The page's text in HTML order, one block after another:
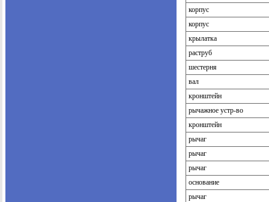
корпус
корпус
крылатка
раструб
шестерня
вал
кронштейн
рычажное устр-во
кронштейн
рычаг
рычаг
рычаг
основание
рычаг